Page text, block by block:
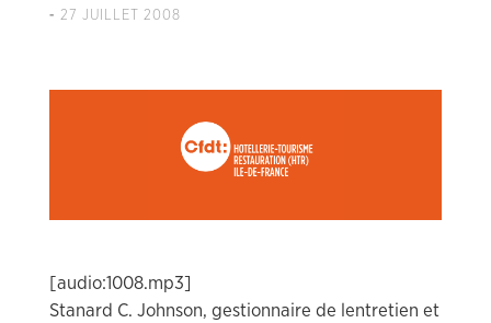
- 27 JUILLET 2008
[audio:1008.mp3]
Stanard C. Johnson, gestionnaire de lentretien et